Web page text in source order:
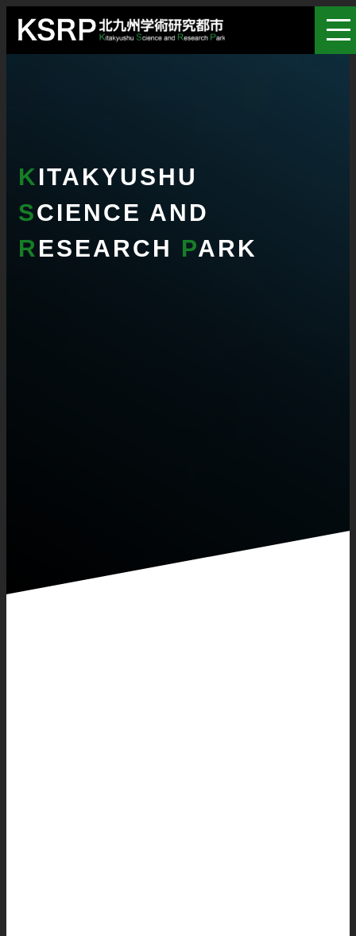
KITAKYUSHU
SCIENCE AND
R ESEARCH PARK